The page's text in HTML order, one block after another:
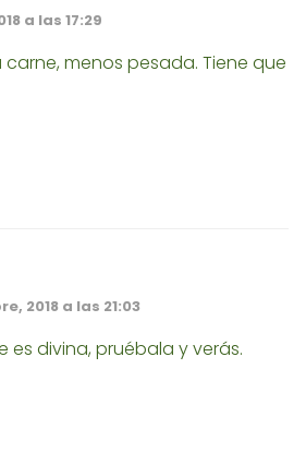
a las 17:29
menos pesada. Tiene que
2018 a las 21:03
es divina, pruébala y verás.